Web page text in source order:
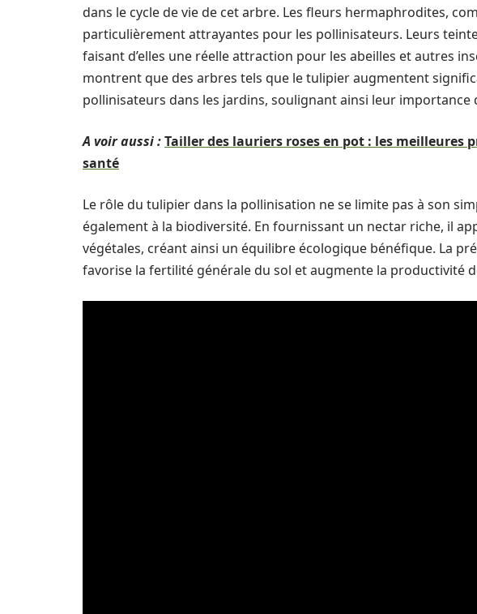
dans le cycle de vie de cet arbre. Les fleurs hermaphrodites,
particulièrement attrayantes pour les pollinisateurs. Leurs
faisant d’elles une réelle attraction pour les abeilles et autres
montrent que des arbres tels que le tulipier augmentent
pollinisateurs dans les jardins, soulignant ainsi leur importance
A voir aussi :Tailler des lauriers roses en pot : les meilleures
santé
Le rôle du tulipier dans la pollinisation ne se limite pas à son
également à la biodiversité. En fournissant un nectar riche, il
végétales, créant ainsi un équilibre écologique bénéfique. La
favorise la fertilité générale du sol et augmente la productivité